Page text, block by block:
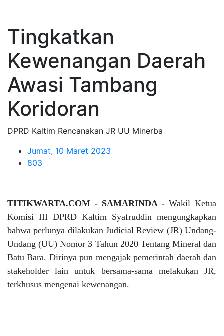
Tingkatkan
Kewenangan Daerah
Awasi Tambang
Koridoran
DPRD Kaltim Rencanakan JR UU Minerba
Jumat, 10 Maret 2023
803
TITIKWARTA.COM - SAMARINDA -Wakil Ketua
Komisi III DPRD Kaltim Syafruddin mengungkapkan
bahwa perlunya dilakukan Judicial Review (JR) Undang-
Undang (UU) Nomor 3 Tahun 2020 Tentang Mineral dan
Batu Bara. Dirinya pun mengajak pemerintah daerah dan
stakeholder lain untuk bersama-sama melakukan JR,
terkhusus mengenai kewenangan.